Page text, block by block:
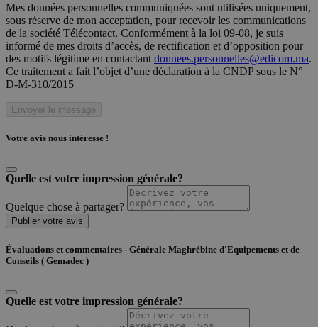
Mes données personnelles communiquées sont utilisées uniquement,
sous réserve de mon acceptation, pour recevoir les communications
de la société Télécontact. Conformément à la loi 09-08, je suis
informé de mes droits d’accès, de rectification et d’opposition pour
des motifs légitime en contactant donnees.personnelles@edicom.ma.
Ce traitement a fait l’objet d’une déclaration à la CNDP sous le N°
D-M-310/2015
Envoyer le message
Votre avis nous intéresse !
Quelle est votre impression générale?
Quelque chose à partager?
Publier votre avis
Évaluations et commentaires - Générale Maghrébine d'Equipements et de
Conseils ( Gemadec )
Quelle est votre impression générale?